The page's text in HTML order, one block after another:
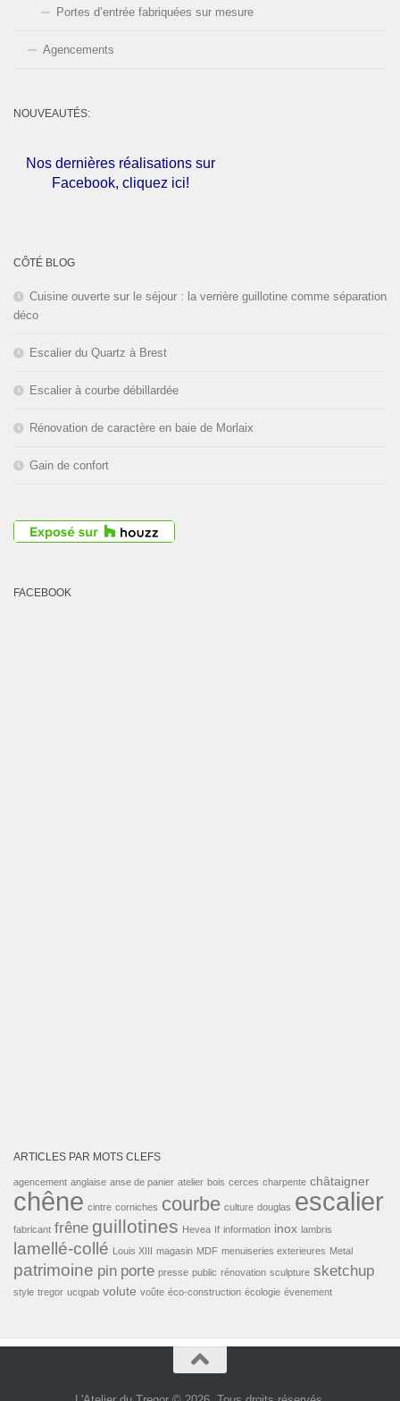
Portes d’entrée fabriquées sur mesure
Agencements
NOUVEAUTÉS:
Nos dernières réalisations sur
Facebook, cliquez ici!
congés d'été du
CÔTÉ BLOG
Cuisine ouverte sur le séjour : la verrière guillotine comme séparation
déco
Escalier du Quartz à Brest
Escalier à courbe débillardée
Rénovation de caractère en baie de Morlaix
Gain de confort
FACEBOOK
ARTICLES PAR MOTS CLEFS
agencement anglaise anse de panier atelier bois cerces charpente châtaigner
chêne cintre corniches courbe culture douglas escalier
fabricant frêne guillotines Hevea If information inox lambris
lamellé-collé Louis XIII magasin MDF menuiseries exterieures Metal
patrimoine pin porte presse public rénovation sculpture sketchup
style tregor ucqpab volute voûte éco-construction écologie évenement